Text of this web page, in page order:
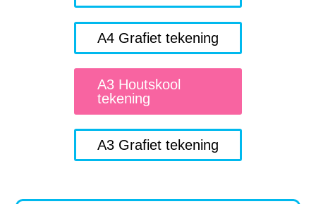
A4 Grafiet tekening
A3 Houtskool
tekening
A3 Grafiet tekening